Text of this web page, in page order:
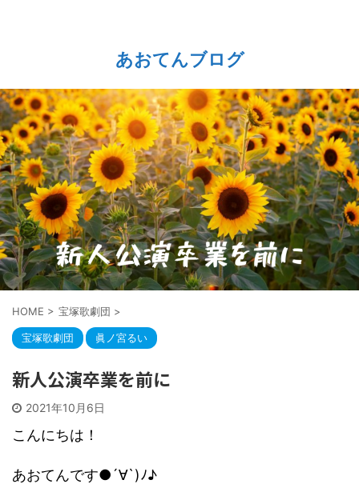
あおてんブログ
HOME > 宝塚歌劇団 >
宝塚歌劇団 眞ノ宮るい
新人公演卒業を前に
2021年10月6日
こんにちは！
あおてんです●´∀`)ﾉ♪